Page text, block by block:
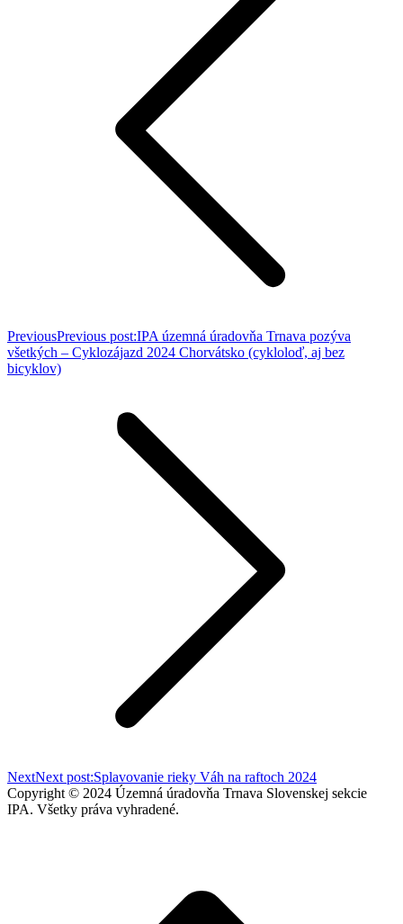
PreviousPrevious post:IPA územná úradovňa Trnava pozýva
všetkých – Cyklozájazd 2024 Chorvátsko (cykloloď, aj bez
bicyklov)
NextNext post:Splavovanie rieky Váh na raftoch 2024
Copyright © 2024 Územná úradovňa Trnava Slovenskej sekcie
IPA. Všetky práva vyhradené.